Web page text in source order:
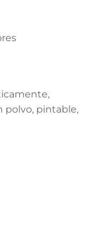
polvo, pintable,